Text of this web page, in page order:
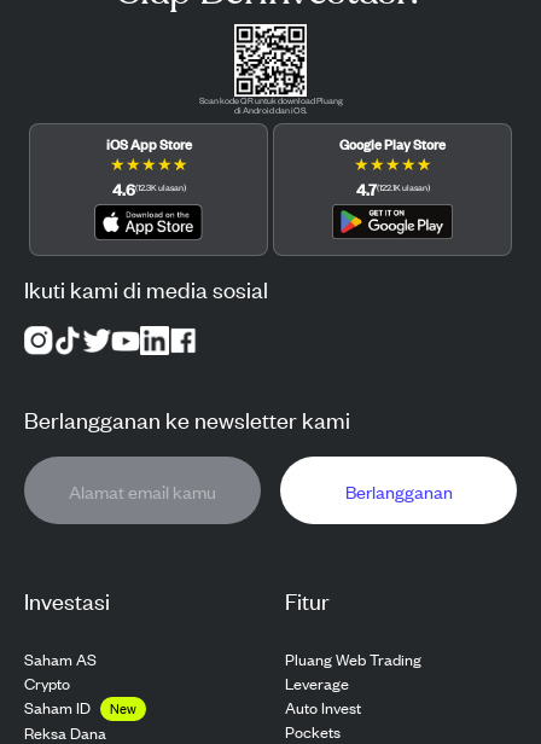
Investasi
Saham AS
Crypto
Saham ID
New
Reksa Dana
Fitur
Pluang Web Trading
Leverage
Auto Invest
Pockets
Scan kode QR untuk download Pluang
di Android dan iOS.
iOS App Store
★★★★★
4.6(12.3K ulasan)
Google Play Store
★★★★★
4.7(122.1K ulasan)
Ikuti kami di media sosial
Berlangganan ke newsletter kami
Berlangganan